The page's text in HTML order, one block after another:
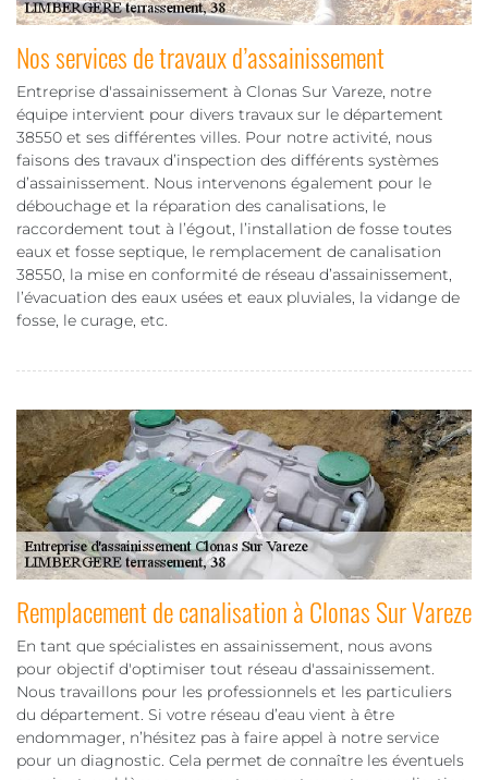
Nos services de travaux d’assainissement
Entreprise d'assainissement à Clonas Sur Vareze, notre
équipe intervient pour divers travaux sur le département
38550 et ses différentes villes. Pour notre activité, nous
faisons des travaux d’inspection des différents systèmes
d’assainissement. Nous intervenons également pour le
débouchage et la réparation des canalisations, le
raccordement tout à l’égout, l’installation de fosse toutes
eaux et fosse septique, le remplacement de canalisation
38550, la mise en conformité de réseau d’assainissement,
l’évacuation des eaux usées et eaux pluviales, la vidange de
fosse, le curage, etc.
Remplacement de canalisation à Clonas Sur Vareze
En tant que spécialistes en assainissement, nous avons
pour objectif d'optimiser tout réseau d'assainissement.
Nous travaillons pour les professionnels et les particuliers
du département. Si votre réseau d’eau vient à être
endommager, n’hésitez pas à faire appel à notre service
pour un diagnostic. Cela permet de connaître les éventuels